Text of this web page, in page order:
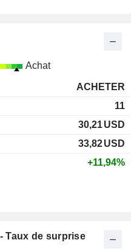
Achat
ACHETER
11
30,21USD
33,82USD
+11,94%
Taux de surprise